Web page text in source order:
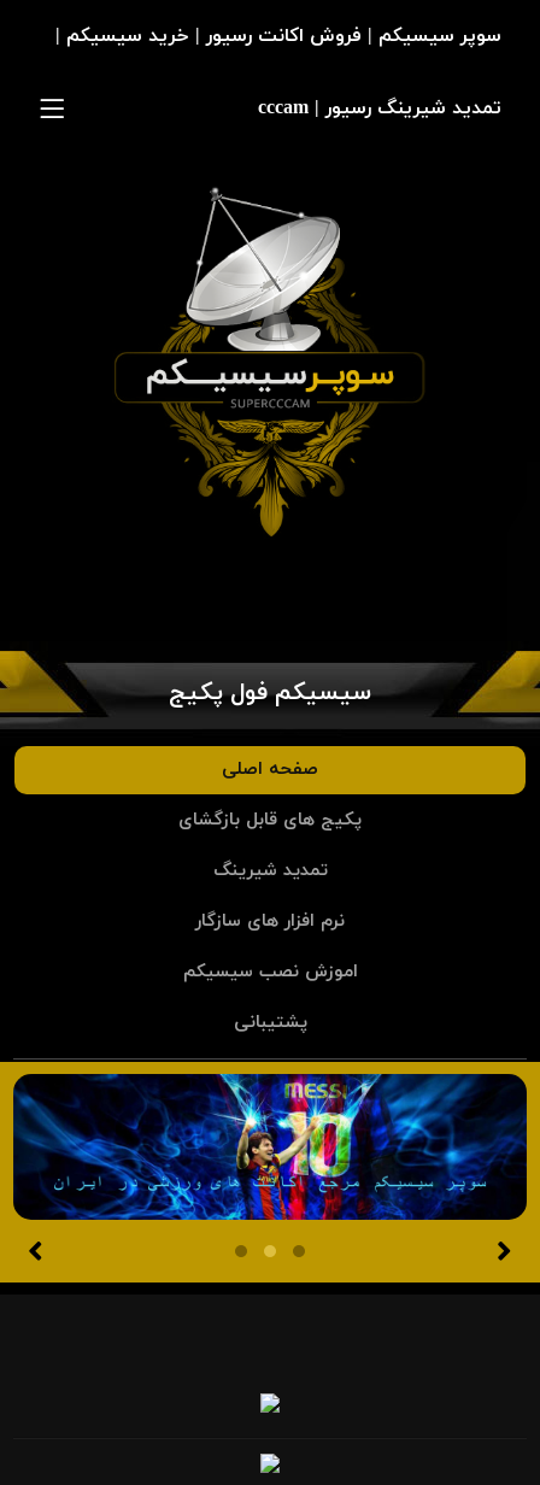
سیسیکم فول پکیج
صفحه اصلی
پکیج های قابل بازگشای
تمدید شیرینگ
نرم افزار های سازگار
اموزش نصب سیسیکم
پشتیبانی
سوپر سیسیکم | فروش اکانت رسیور | خرید سیسیکم |
تمدید شیرینگ رسیور | cccam